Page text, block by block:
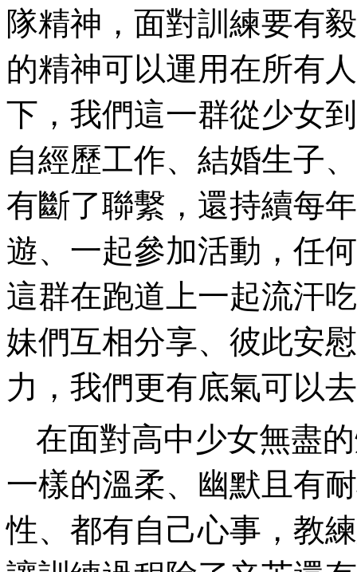
隊精神，面對訓練要有
的精神可以運用在所有
下，我們這一群從少女
自經歷工作、結婚生子
有斷了聯繫，還持續每
遊、一起參加活動，任
這群在跑道上一起流汗
妹們互相分享、彼此安
力，我們更有底氣可以
在面對高中少女無盡
一樣的溫柔、幽默且有
性、都有自己心事，教